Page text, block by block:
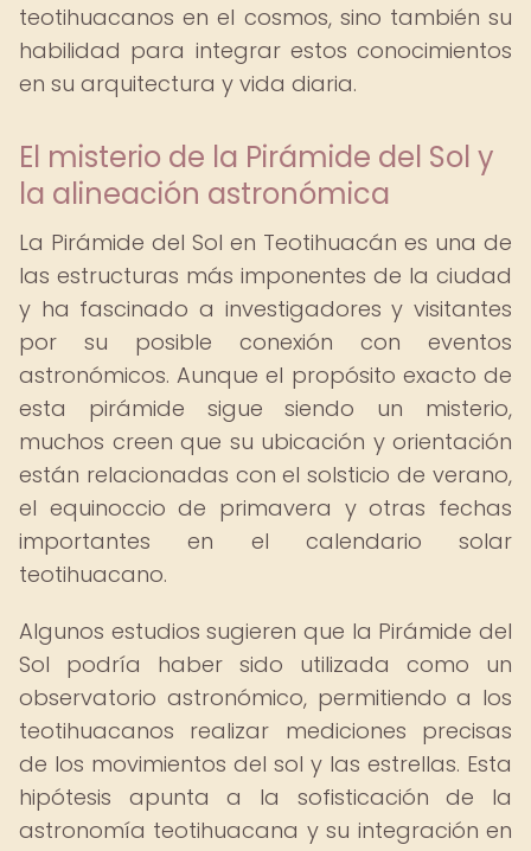
teotihuacanos en el cosmos, sino también su
habilidad para integrar estos conocimientos
en su arquitectura y vida diaria.
El misterio de la Pirámide del Sol y
la alineación astronómica
La Pirámide del Sol en Teotihuacán es una de
las estructuras más imponentes de la ciudad
y ha fascinado a investigadores y visitantes
por su posible conexión con eventos
astronómicos. Aunque el propósito exacto de
esta pirámide sigue siendo un misterio,
muchos creen que su ubicación y orientación
están relacionadas con el solsticio de verano,
el equinoccio de primavera y otras fechas
importantes en el calendario solar
teotihuacano.
Algunos estudios sugieren que la Pirámide del
Sol podría haber sido utilizada como un
observatorio astronómico, permitiendo a los
teotihuacanos realizar mediciones precisas
de los movimientos del sol y las estrellas. Esta
hipótesis apunta a la sofisticación de la
astronomía teotihuacana y su integración en